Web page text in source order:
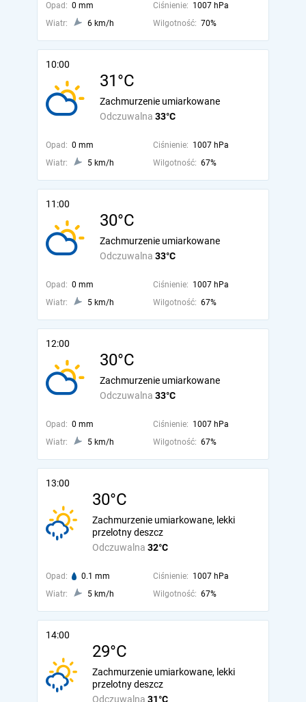
Opad: 0 mm Ciśnienie: 1007 hPa
Wiatr:
6 km/h Wilgotność: 70%
10:00
31°C
Odczuwalna 33°C
Zachmurzenie umiarkowane
Opad: 0 mm Ciśnienie: 1007 hPa
Wiatr:
5 km/h Wilgotność: 67%
11:00
30°C
Odczuwalna 33°C
Zachmurzenie umiarkowane
Opad: 0 mm Ciśnienie: 1007 hPa
Wiatr:
5 km/h Wilgotność: 67%
12:00
30°C
Odczuwalna 33°C
Zachmurzenie umiarkowane
Opad: 0 mm Ciśnienie: 1007 hPa
Wiatr:
5 km/h Wilgotność: 67%
13:00
30°C
Odczuwalna 32°C
Zachmurzenie umiarkowane, lekki
przelotny deszcz
Opad: 0.1 mm Ciśnienie: 1007 hPa
Wiatr:
5 km/h Wilgotność: 67%
14:00
29°C
Odczuwalna 31°C
Zachmurzenie umiarkowane, lekki
przelotny deszcz